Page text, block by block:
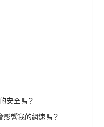
安全嗎？
影響我的網速嗎？